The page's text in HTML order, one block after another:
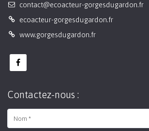
contact@ecoacteur-gorgesdugardon.fr
ecoacteur-gorgesdugardon.fr
www.gorgesdugardon.fr
Contactez-nous :